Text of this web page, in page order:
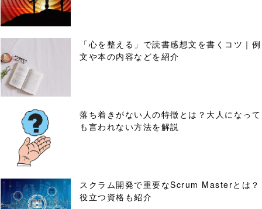
「心を整える」で読書感想文を書くコツ｜例
文や本の内容などを紹介
落ち着きがない人の特徴とは？大人になって
も言われない方法を解説
スクラム開発で重要なScrum Masterとは？
役立つ資格も紹介